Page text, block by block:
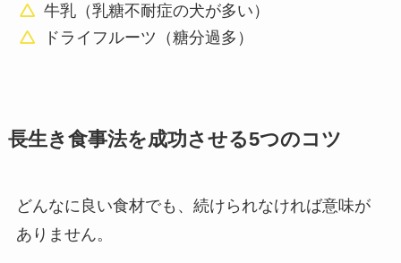
牛乳（乳糖不耐症の犬が多い）
ドライフルーツ（糖分過多）
長生き食事法を成功させる5つのコツ
どんなに良い食材でも、続けられなければ意味が
ありません。